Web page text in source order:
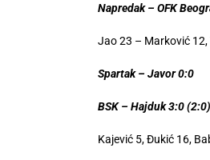
Napredak – OFK
Jao 23 – Marković 12,
Spartak – Javor 0:0
BSK – Hajduk 3:0 (2:0)
Kajević 5, Đukić 16,